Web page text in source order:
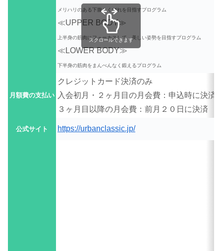
メリハリのある下腹とくびれを目指すプログラム
≪UPPER BODY≫
上半身の筋肉にフォーカスして、美しい姿勢を目指すプログラム
≪LOWER BODY≫
下半身の筋肉をまんべんなく鍛えるプログラム
月額費の支払い
クレジットカード決済のみ
入会初月・２ヶ月目の月会費：申込時に決済
３ヶ月目以降の月会費：前月２０日に決済
公式サイト https://urbanclassic.jp/
スクロールできます